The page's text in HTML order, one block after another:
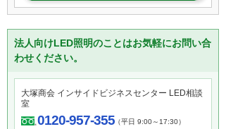
法人向けLED照明のことはお気軽にお問い合
わせください。
大塚商会 インサイドビジネスセンター LED相談
室
0120-957-355（平日 9:00～17:30）